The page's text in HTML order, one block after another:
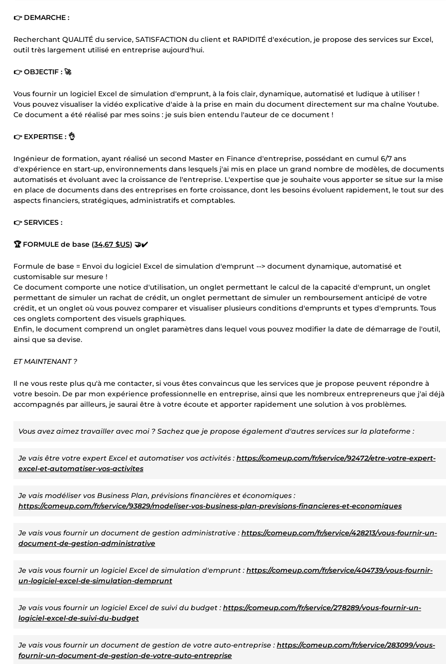
👉 DEMARCHE :
Recherchant QUALITÉ du service, SATISFACTION du client et RAPIDITÉ d'exécution, je propose des services sur Excel,
outil très largement utilisé en entreprise aujourd'hui.
👉 OBJECTIF : 🚀
Vous fournir un logiciel Excel de simulation d'emprunt, à la fois clair, dynamique, automatisé et ludique à utiliser !
Vous pouvez visualiser la vidéo explicative d'aide à la prise en main du document directement sur ma chaîne Youtube.
Ce document a été réalisé par mes soins : je suis bien entendu l'auteur de ce document !
👉 EXPERTISE : 👌
Ingénieur de formation, ayant réalisé un second Master en Finance d'entreprise, possédant en cumul 6/7 ans
d'expérience en start-up, environnements dans lesquels j'ai mis en place un grand nombre de modèles, de documents
automatisés et évoluant avec la croissance de l'entreprise. L'expertise que je souhaite vous apporter se situe sur la mise
en place de documents dans des entreprises en forte croissance, dont les besoins évoluent rapidement, le tout sur des
aspects financiers, stratégiques, administratifs et comptables.
👉 SERVICES :
🏆 FORMULE de base (34,67 $US) 🤝✔️
Formule de base = Envoi du logiciel Excel de simulation d'emprunt --> document dynamique, automatisé et
customisable sur mesure !
Ce document comporte une notice d'utilisation, un onglet permettant le calcul de la capacité d'emprunt, un onglet
permettant de simuler un rachat de crédit, un onglet permettant de simuler un remboursement anticipé de votre
crédit, et un onglet où vous pouvez comparer et visualiser plusieurs conditions d'emprunts et types d'emprunts. Tous
ces onglets comportent des visuels graphiques.
Enfin, le document comprend un onglet paramètres dans lequel vous pouvez modifier la date de démarrage de l'outil,
ainsi que sa devise.
ET MAINTENANT ?
Il ne vous reste plus qu'à me contacter, si vous êtes convaincus que les services que je propose peuvent répondre à
votre besoin. De par mon expérience professionnelle en entreprise, ainsi que les nombreux entrepreneurs que j'ai déjà
accompagnés par ailleurs, je saurai être à votre écoute et apporter rapidement une solution à vos problèmes.
Vous avez aimez travailler avec moi ? Sachez que je propose également d'autres services sur la plateforme :
Je vais être votre expert Excel et automatiser vos activités : https://comeup.com/fr/service/92472/etre-votre-expert-
excel-et-automatiser-vos-activites
Je vais modéliser vos Business Plan, prévisions financières et économiques :
https://comeup.com/fr/service/93829/modeliser-vos-business-plan-previsions-financieres-et-economiques
Je vais vous fournir un document de gestion administrative : https://comeup.com/fr/service/428213/vous-fournir-un-
document-de-gestion-administrative
Je vais vous fournir un logiciel Excel de simulation d'emprunt : https://comeup.com/fr/service/404739/vous-fournir-
un-logiciel-excel-de-simulation-demprunt
Je vais vous fournir un logiciel Excel de suivi du budget : https://comeup.com/fr/service/278289/vous-fournir-un-
logiciel-excel-de-suivi-du-budget
Je vais vous fournir un document de gestion de votre auto-entreprise : https://comeup.com/fr/service/283099/vous-
fournir-un-document-de-gestion-de-votre-auto-entreprise